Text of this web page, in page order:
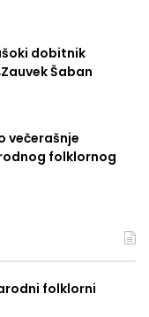
dobitnik
Šaban
večerašnje
folklornog
folklorni